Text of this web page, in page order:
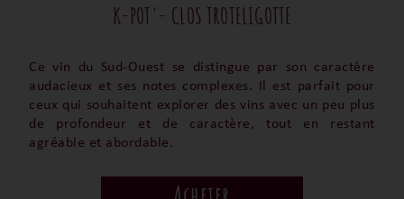
K-POT'- CLOS TROTELIGOTTE
Ce vin du Sud-Ouest se distingue par son caractère
audacieux et ses notes complexes. Il est parfait pour
ceux qui souhaitent explorer des vins avec un peu plus
de profondeur et de caractère, tout en restant
agréable et abordable.